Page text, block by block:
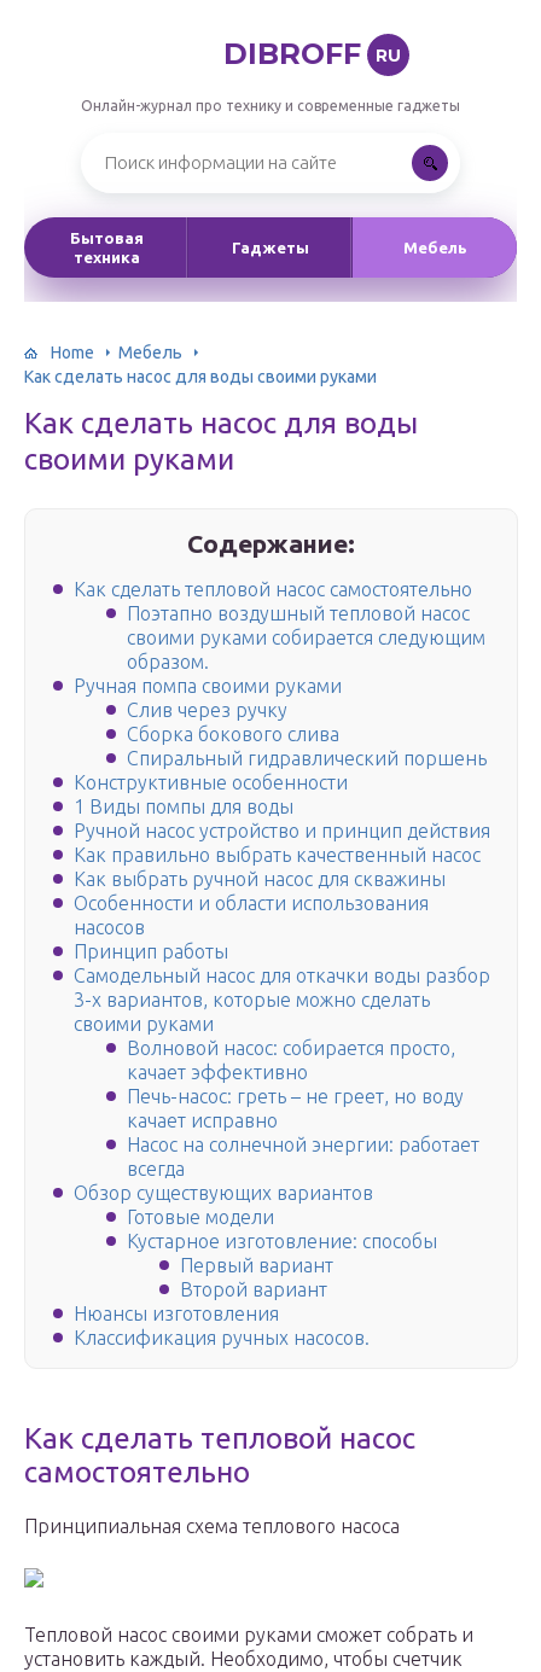
DIBROFF RU
Онлайн-журнал про технику и современные гаджеты
Бытовая
техника
Гаджеты Мебель
Home
Мебель
Как сделать насос для воды своими руками
Как сделать насос для воды
своими руками
Содержание:
Как сделать тепловой насос самостоятельно
Поэтапно воздушный тепловой насос
своими руками собирается следующим
образом.
Ручная помпа своими руками
Слив через ручку
Сборка бокового слива
Спиральный гидравлический поршень
Конструктивные особенности
1 Виды помпы для воды
Ручной насос устройство и принцип действия
Как правильно выбрать качественный насос
Как выбрать ручной насос для скважины
Особенности и области использования
насосов
Принцип работы
Самодельный насос для откачки воды разбор
3-х вариантов, которые можно сделать
своими руками
Волновой насос: собирается просто,
качает эффективно
Печь-насос: греть – не греет, но воду
качает исправно
Насос на солнечной энергии: работает
всегда
Обзор существующих вариантов
Готовые модели
Кустарное изготовление: способы
Первый вариант
Второй вариант
Нюансы изготовления
Классификация ручных насосов.
Как сделать тепловой насос
самостоятельно
Принципиальная схема теплового насоса
Тепловой насос своими руками сможет собрать и
установить каждый. Необходимо, чтобы счетчик